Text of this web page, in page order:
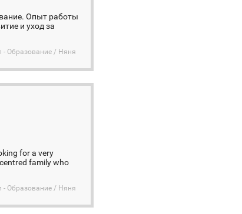
Опыт работы
и уход за
Образование / Няня
for a very
family who
Образование / Няня